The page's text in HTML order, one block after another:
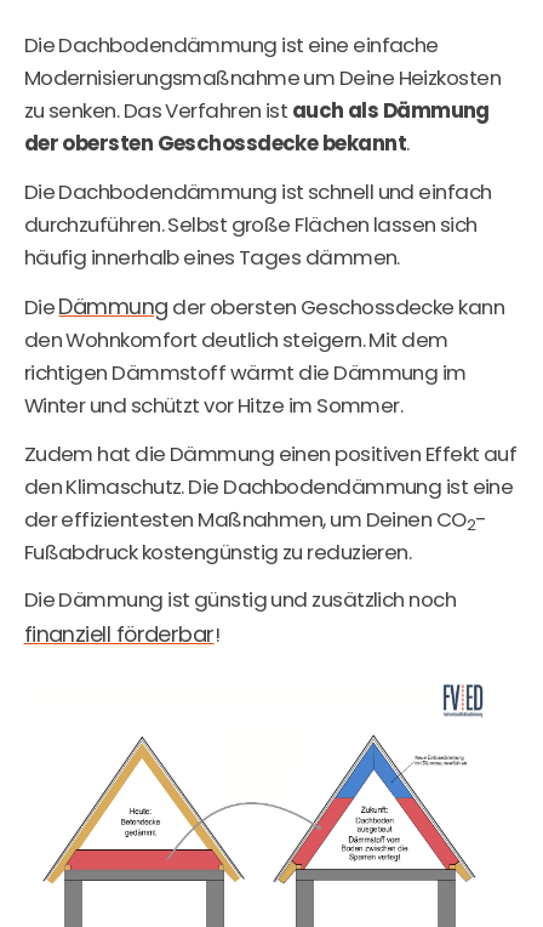
Die Dachbodendämmung ist eine einfache
Modernisierungsmaßnahme um Deine Heizkosten
zu senken. Das Verfahren ist auch als Dämmung
der obersten Geschossdecke bekannt.
Die Dachbodendämmung ist schnell und einfach
durchzuführen. Selbst große Flächen lassen sich
häufig innerhalb eines Tages dämmen.
DieDämmung der obersten Geschossdecke kann
den Wohnkomfort deutlich steigern. Mit dem
richtigen Dämmstoff wärmt die Dämmung im
Winter und schützt vor Hitze im Sommer.
Zudem hat die Dämmung einen positiven Effekt auf
den Klimaschutz. Die Dachbodendämmung ist eine
der effizientesten Maßnahmen, um Deinen CO2-
Fußabdruck kostengünstig zu reduzieren.
Die Dämmung ist günstig und zusätzlich noch
finanziell förderbar!